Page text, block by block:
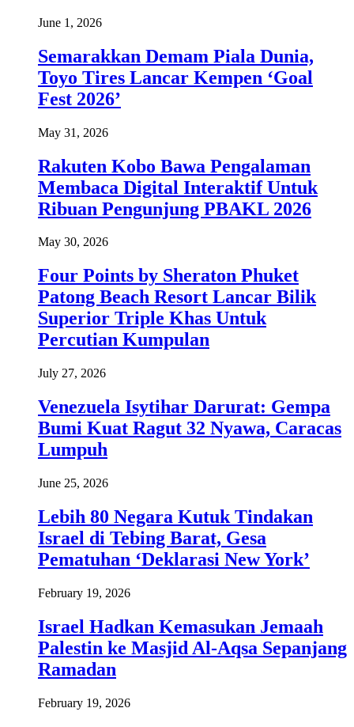
June 1, 2026
Semarakkan Demam Piala Dunia,
Toyo Tires Lancar Kempen ‘Goal
Fest 2026’
May 31, 2026
Rakuten Kobo Bawa Pengalaman
Membaca Digital Interaktif Untuk
Ribuan Pengunjung PBAKL 2026
May 30, 2026
Four Points by Sheraton Phuket
Patong Beach Resort Lancar Bilik
Superior Triple Khas Untuk
Percutian Kumpulan
July 27, 2026
Venezuela Isytihar Darurat: Gempa
Bumi Kuat Ragut 32 Nyawa, Caracas
Lumpuh
June 25, 2026
Lebih 80 Negara Kutuk Tindakan
Israel di Tebing Barat, Gesa
Pematuhan ‘Deklarasi New York’
February 19, 2026
Israel Hadkan Kemasukan Jemaah
Palestin ke Masjid Al-Aqsa Sepanjang
Ramadan
February 19, 2026